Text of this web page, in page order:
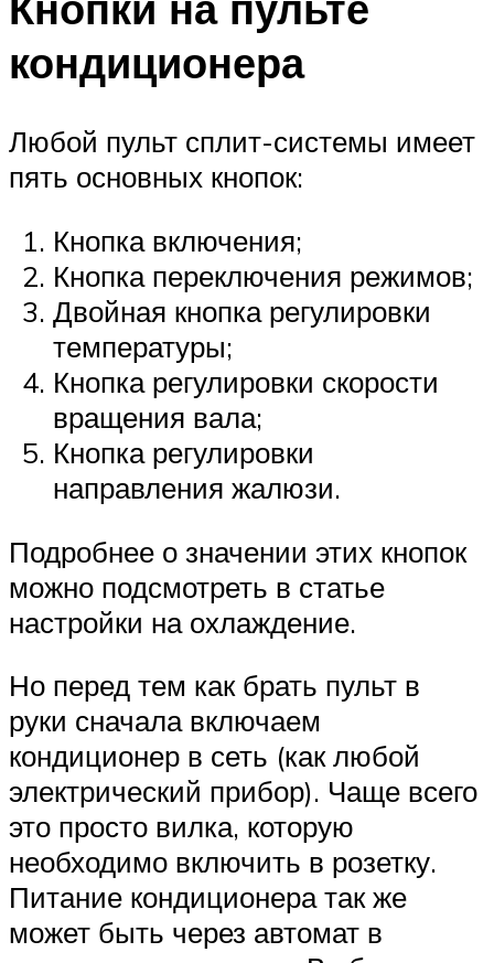
кондиционера
Любой пульт сплит-системы имеет
пять основных кнопок:
Кнопка включения;
Кнопка переключения режимов;
Двойная кнопка регулировки
температуры;
Кнопка регулировки скорости
вращения вала;
Кнопка регулировки
направления жалюзи.
Подробнее о значении этих кнопок
можно подсмотреть в статье
настройки на охлаждение.
Но перед тем как брать пульт в
руки сначала включаем
кондиционер в сеть (как любой
электрический прибор). Чаще всего
это просто вилка, которую
необходимо включить в розетку.
Питание кондиционера так же
может быть через автомат в